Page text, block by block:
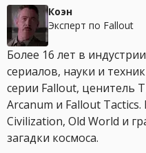
Коэн
Эксперт по Fallout
Более 16 лет в
сериалов, науки и
серии Fallout, ценитель
Arcanum и Fallout
Civilization, Old World и
загадки космоса.